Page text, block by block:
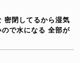
密閉してるから湿気
で水になる 全部が